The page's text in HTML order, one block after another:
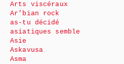
Arts viscéraux
Ar’bian rock
as-tu décidé
asiatiques semble
Asie
Askavusa
Asma